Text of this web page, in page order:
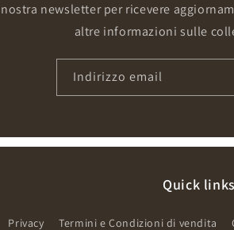
newsletter per ricevere
altre informazioni sulle
Indirizzo email
Quick links
Privacy Termini e Condizioni di vendita